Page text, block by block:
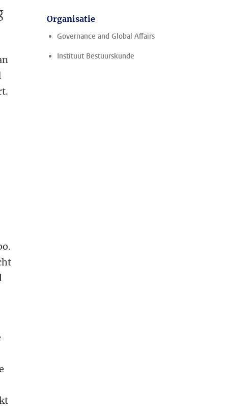
Organisatie
Governance and Global Affairs
Instituut Bestuurskunde